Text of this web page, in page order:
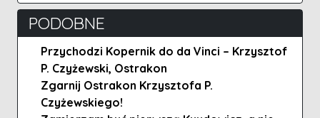
PODOBNE
Przychodzi Kopernik do da Vinci – Krzysztof
P. Czyżewski, Ostrakon
Zgarnij Ostrakon Krzysztofa P.
Czyżewskiego!